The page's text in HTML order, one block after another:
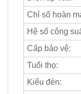
Chỉ số hoàn
Hệ số công
Cấp bảo vệ:
Tuổi thọ:
Kiểu đèn: